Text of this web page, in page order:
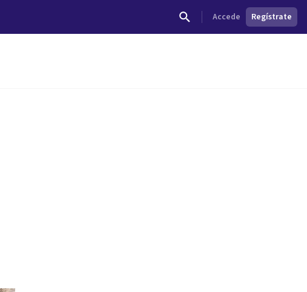
Accede Regístrate